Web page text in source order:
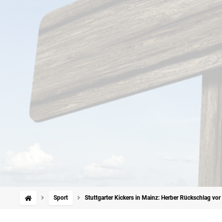
Sport Stuttgarter Kickers in Mainz: Herber Rückschlag